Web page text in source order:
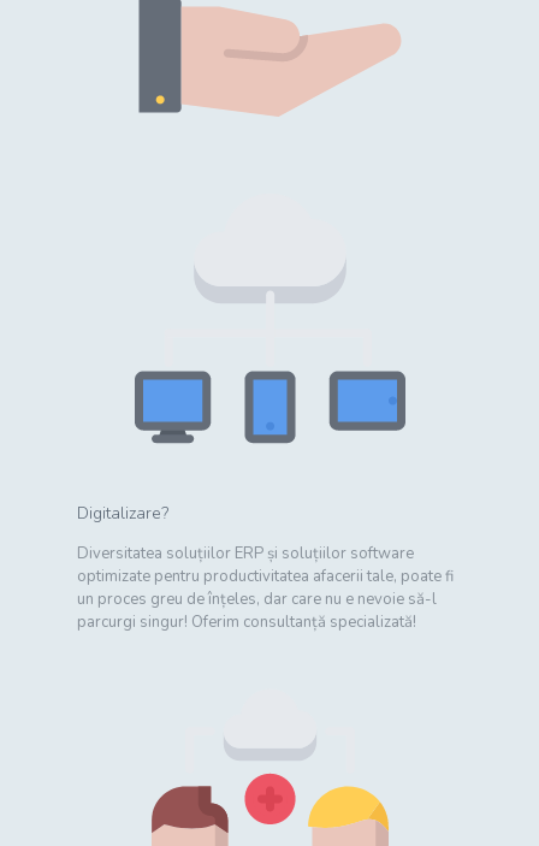
Digitalizare?
Diversitatea soluțiilor ERP și soluțiilor software
optimizate pentru productivitatea afacerii tale, poate fi
un proces greu de înțeles, dar care nu e nevoie să-l
parcurgi singur! Oferim consultanță specializată!